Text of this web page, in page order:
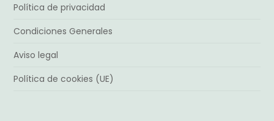
Política de privacidad
Condiciones Generales
Aviso legal
Política de cookies (UE)